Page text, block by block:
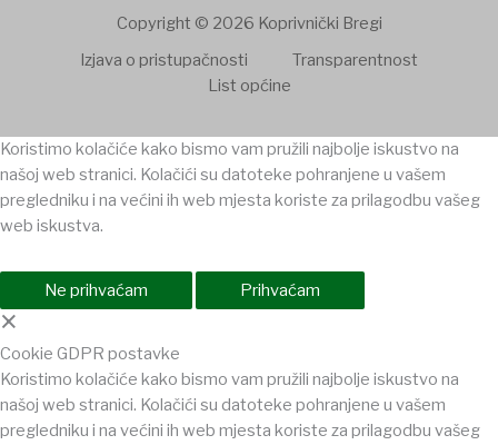
Copyright © 2026 Koprivnički Bregi
Izjava o pristupačnosti
Transparentnost
List općine
Koristimo kolačiće kako bismo vam pružili najbolje iskustvo na
našoj web stranici. Kolačići su datoteke pohranjene u vašem
pregledniku i na većini ih web mjesta koriste za prilagodbu vašeg
web iskustva.
Ne prihvaćam Prihvaćam
×
Cookie GDPR postavke
Koristimo kolačiće kako bismo vam pružili najbolje iskustvo na
našoj web stranici. Kolačići su datoteke pohranjene u vašem
pregledniku i na većini ih web mjesta koriste za prilagodbu vašeg